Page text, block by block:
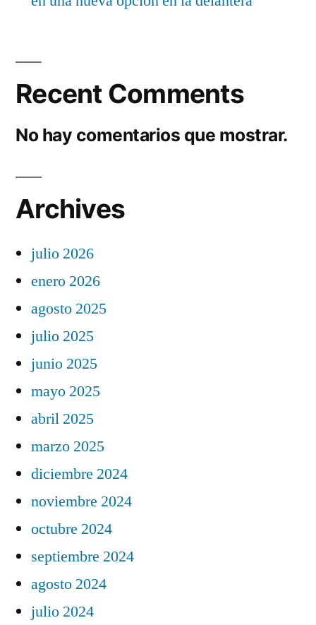
Recent Comments
No hay comentarios que mostrar.
Archives
julio 2026
enero 2026
agosto 2025
julio 2025
junio 2025
mayo 2025
abril 2025
marzo 2025
diciembre 2024
noviembre 2024
octubre 2024
septiembre 2024
agosto 2024
julio 2024